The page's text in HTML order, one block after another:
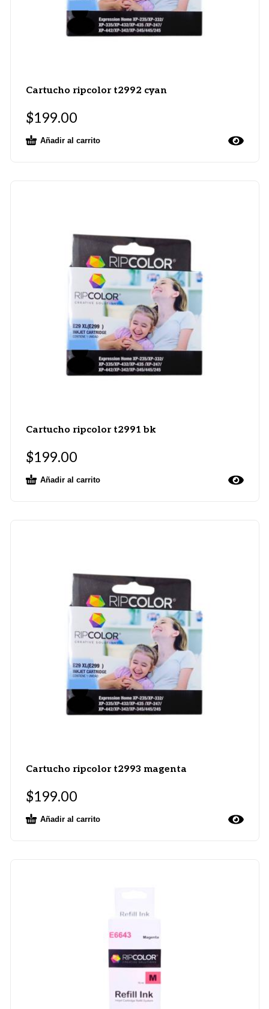
Cartucho ripcolor t2992 cyan
$199.00
Añadir al carrito
Cartucho ripcolor t2991 bk
$199.00
Añadir al carrito
Cartucho ripcolor t2993 magenta
$199.00
Añadir al carrito